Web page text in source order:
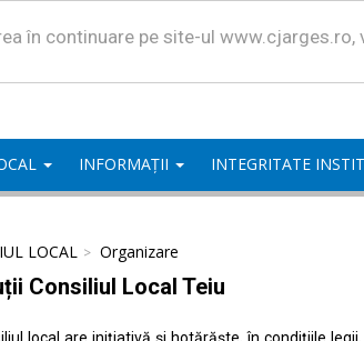
în continuare pe site-ul
INFORMAȚII INTEGRITATE
LOCAL Organizare
Consiliul Local Teiu